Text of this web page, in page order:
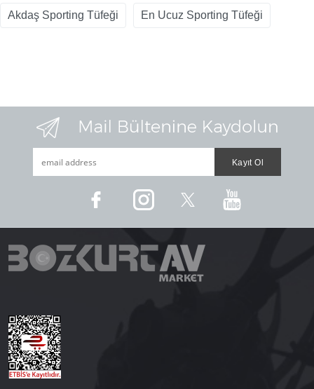
Akdaş Sporting Tüfeği En Ucuz Sporting Tüfeği